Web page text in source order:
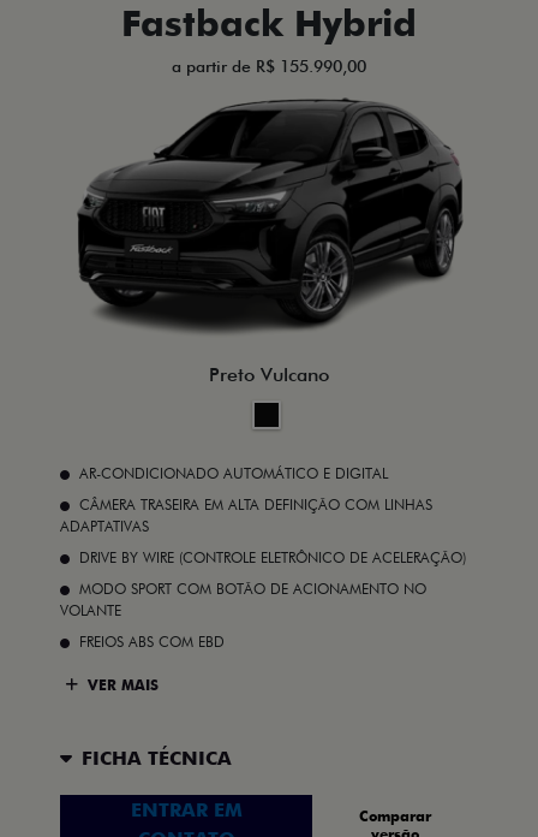
Fastback Hybrid
a partir de R$ 155.990,00
Preto Vulcano
AR-CONDICIONADO AUTOMÁTICO E DIGITAL
CÂMERA TRASEIRA EM ALTA DEFINIÇÃO COM LINHAS
ADAPTATIVAS
DRIVE BY WIRE (CONTROLE ELETRÔNICO DE ACELERAÇÃO)
MODO SPORT COM BOTÃO DE ACIONAMENTO NO
VOLANTE
FREIOS ABS COM EBD
VER MAIS
FICHA TÉCNICA
ENTRAR EM
Comparar